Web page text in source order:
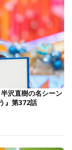
沢直樹の名シーン
』第372話